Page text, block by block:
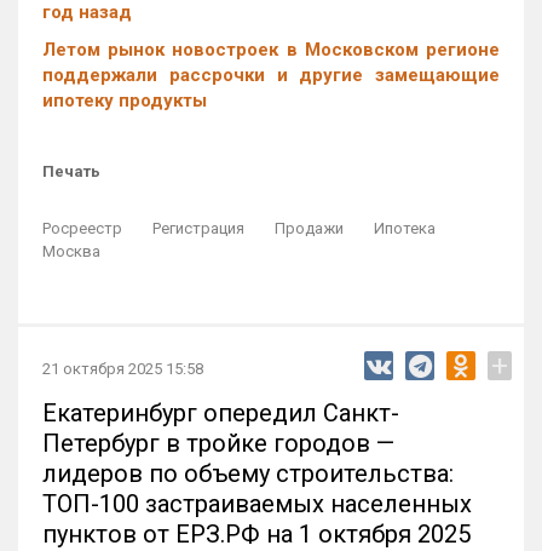
год назад
Летом рынок новостроек в Московском регионе
поддержали рассрочки и другие замещающие
ипотеку продукты
Печать
Росреестр Регистрация Продажи
Ипотека
Москва
21 октября 2025 15:58 +
Екатеринбург опередил Санкт-
Петербург в тройке городов —
лидеров по объему строительства:
ТОП-100 застраиваемых населенных
пунктов от ЕРЗ.РФ на 1 октября 2025